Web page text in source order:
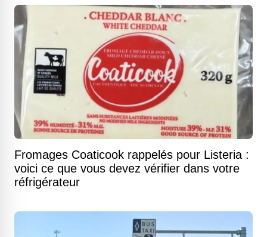
Fromages Coaticook rappelés pour Listeria :
voici ce que vous devez vérifier dans votre
réfrigérateur